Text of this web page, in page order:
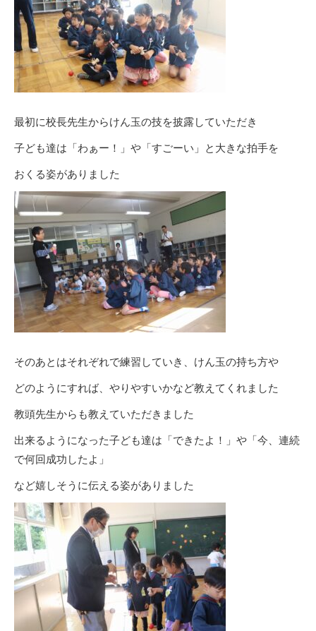
最初に校長先生からけん玉の技を披露していただき
子ども達は「わぁー！」や「すごーい」と大きな拍手を
おくる姿がありました
そのあとはそれぞれで練習していき、けん玉の持ち方や
どのようにすれば、やりやすいかなど教えてくれました
教頭先生からも教えていただきました
出来るようになった子ども達は「できたよ！」や「今、連続
で何回成功したよ」
など嬉しそうに伝える姿がありました